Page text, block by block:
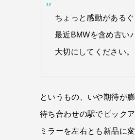
ちょっと感動がある
最近BMWを含め古い
大切にしてください。
というもの、いや期待が膨
待ち合わせの駅でピック
ミラーを左右とも新品に